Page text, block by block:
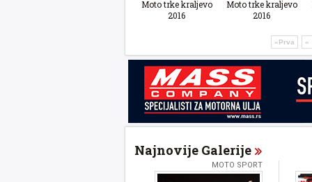
Moto trke kraljevo
2016
Moto trke kraljevo
2016
«Prva «
Najnovije Galerije
MOTO SPORT